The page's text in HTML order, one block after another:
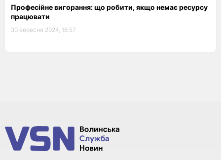
Професійне вигорання: що робити, якщо немає ресурсу
працювати
30 вересня 2024, 18:57